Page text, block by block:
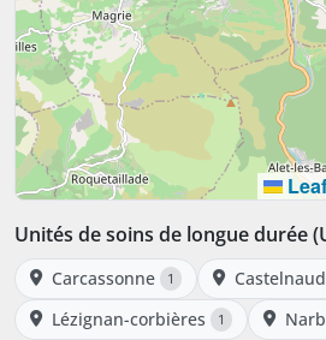
Unités de soins de longue durée
Carcassonne 1
Lézignan-corbières 1